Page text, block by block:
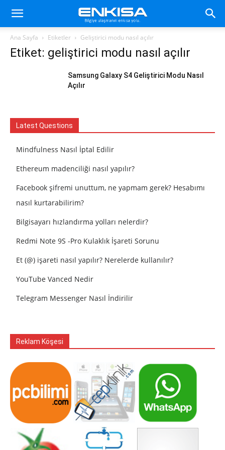
Ana Sayfa Etiketler Geliştirici modu nasıl açılır
Etiket: geliştirici modu nasıl açılır
Samsung Galaxy S4 Geliştirici Modu Nasıl
Açılır
Latest Questions
Mindfulness Nasıl İptal Edilir
Ethereum madenciliği nasıl yapılır?
Facebook şifremi unuttum, ne yapmam gerek? Hesabımı
nasıl kurtarabilirim?
Bilgisayarı hızlandırma yolları nelerdir?
Redmi Note 9S -Pro Kulaklık İşareti Sorunu
Et (@) işareti nasıl yapılır? Nerelerde kullanılır?
YouTube Vanced Nedir
Telegram Messenger Nasıl İndirilir
Reklam Köşesi